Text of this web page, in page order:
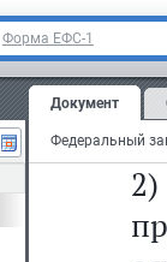
Форма ЕФС-1
Документ